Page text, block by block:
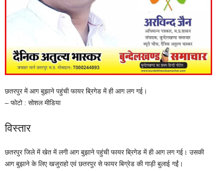
छतरपुर में आग बुझाने पहुंची फायर ब्रिगेड में ही आग लग गई।
– फोटो : सोशल मीडिया
विस्तार
छतरपुर जिले में खेत में लगी आग बुझाने पहुंची फायर ब्रिगेड में ही आग लग गई। उसकी
आग बुझाने के लिए खजुराहो एवं छतरपुर से फायर बिग्रेड की गाड़ी बुलाई गईं।